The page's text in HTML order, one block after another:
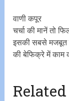
वाणी कपूर
चर्चा की मानें तो
इसकी सबसे मजबूत
की बेफिक्रे में काम